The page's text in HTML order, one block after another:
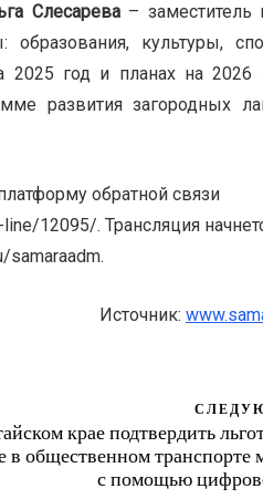
Слесарева– заместитель
культуры,
2025 год и планах на 2026
развития загородных
обратной связи
12095/. Трансляция
Источник:
крае подтвердить
в общественном транспорте
с помощью